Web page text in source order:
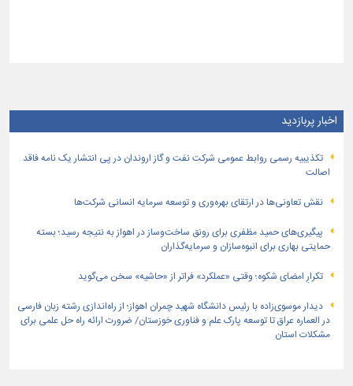
اخبار پربازدید
تكذیبیه رسمی روابط عمومی شركت نفت و گاز اروندان در پی انتشار یک نامه فاقد
اصالت
نقش تعاونی‌ها در ارتقای بهره‌وری و توسعه سرمایه انسانی شرکت‌ها
پیگیری‌های حمید مظفری برای رونق ساخت‌وساز در اهواز به نتیجه رسید؛ بسته
حمایتی بهاری برای انبوه‌سازان و سرمایه‌گذاران
تکرارِ امضای شکوه؛ وقتی «عملکرد» فراتر از «حاشیه» سخن می‌گوید
دیدار موسوی‌زاده با رئیس دانشگاه شهید چمران اهواز؛ از راه‌اندازی رشته زبان فارسی
در العماره عراق تا توسعه پارک علم و فناوری خوزستان/ ضرورت ارائه راه حل علمی برای
مشکلات استان